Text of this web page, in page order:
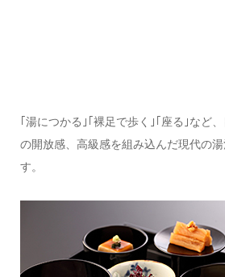
｢湯につかる｣｢裸足で歩く｣｢座る｣など
の開放感、高級感を組み込んだ現代の
す。